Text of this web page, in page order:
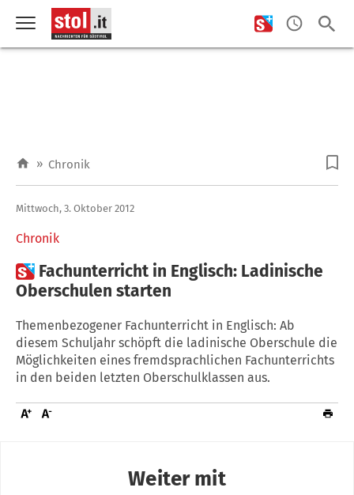
» Chronik
Chronik
Mittwoch, 3. Oktober 2012
 Fachunterricht in Englisch: Ladinische
Oberschulen starten
Themenbezogener Fachunterricht in Englisch: Ab
diesem Schuljahr schöpft die ladinische Oberschule die
Möglichkeiten eines fremdsprachlichen Fachunterrichts
in den beiden letzten Oberschulklassen aus.